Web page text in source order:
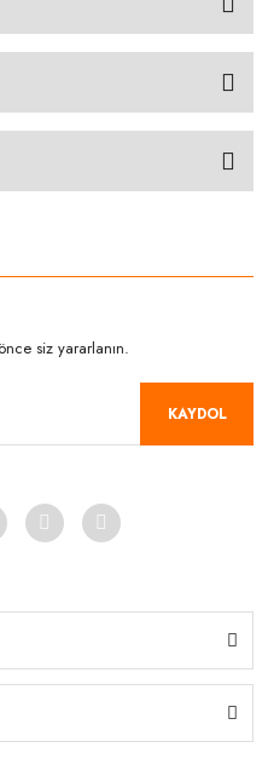
siz yararlanın.
KAYDOL